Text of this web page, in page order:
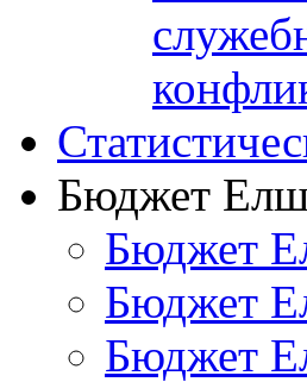
Бюджет
Бюджет
Бюджет
Бюджет